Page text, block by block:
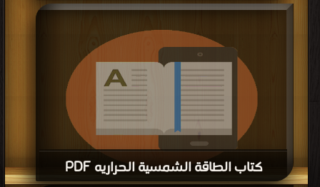
كتاب الطاقة الشمسية الحراريه PDF